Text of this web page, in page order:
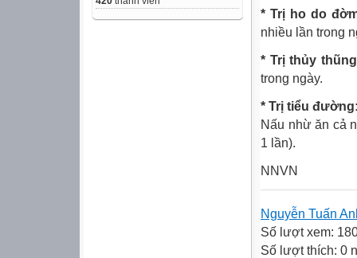
* Trị ho do
nhiều lần trong
* Trị thủy
trong ngày.
* Trị tiểu
Nấu nhừ ăn cả
1 lần).
NNVN
Nguyễn Tuấn
Số lượt xem:
Số lượt thích: 0